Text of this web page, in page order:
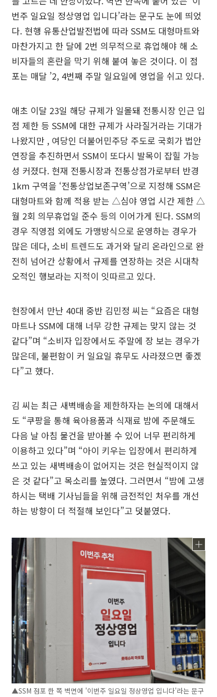
번주 일요일 정상영업 입니다’라는 문구도 눈에 띄었
다. 현행 유통산업발전법에 따라 SSM도 대형마트와
마찬가지고 한 달에 2번 의무적으로 휴업해야 해 소
비자들의 혼란을 막기 위해 붙여 놓은 것이다. 이 점
포는 매달 ’2, 4번째 주말 일요일에 영업을 쉬고 있다.
애초 이달 23일 해당 규제가 일몰돼 전통시장 인근 입
점 제한 등 SSM에 대한 규제가 사라질거라는 기대가
나왔지만 , 여당인 더불어민주당 주도로 국회가 법안
연장을 추진하면서 SSM이 또다시 발목이 잡힐 가능
성 커졌다. 현재 전통시장과 전통상점가로부터 반경
1km 구역을 ‘전통상업보존구역’으로 지정해 SSM은
대형마트와 함께 적용 받는 △심야 영업 시간 제한 △
월 2회 의무휴업일 준수 등의 이어가게 된다. SSM의
경우 직영점 외에도 가맹방식으로 운영하는 경우가
많은 데다, 소비 트렌드도 과거와 달리 온라인으로 완
전히 넘어간 상황에서 규제를 연장하는 것은 시대착
오적인 행보라는 지적이 잇따르고 있다.
현장에서 만난 40대 중반 김민정 씨는 “요즘은 대형
마트나 SSM에 대해 너무 강한 규제는 맞지 않는 것
같다”며 “소비자 입장에서도 주말에 장 보는 경우가
많은데, 불편함이 커 일요일 휴무도 사라졌으면 좋겠
다”고 했다.
김 씨는 최근 새벽배송을 제한하자는 논의에 대해서
도 “쿠팡을 통해 육아용품과 식재료 밤에 주문해도
다음 날 아침 물건을 받아볼 수 있어 너무 편리하게
이용하고 있다”며 “아이 키우는 입장에서 편리하게
쓰고 있는 새벽배송이 없어지는 것은 현실적이지 않
은 것 같다”고 목소리를 높였다. 그러면서 “밤에 고생
하시는 택배 기사님들을 위해 금전적인 처우를 개선
하는 방향이 더 적절해 보인다”고 덧붙였다.
▲SSM 점포 한 쪽 벽면에 '이번주 일요일 정상영업 입니다'라는 문구